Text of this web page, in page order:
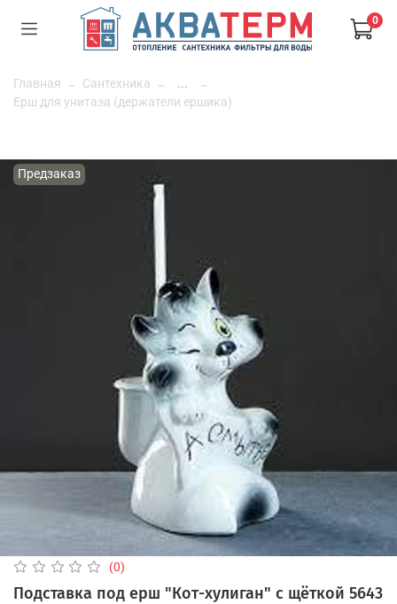
0
Главная Сантехника
...
Ерш для унитаза (держатели ершика)
Предзаказ
(0)
Подставка под ерш "Кот-хулиган" с щёткой 5643